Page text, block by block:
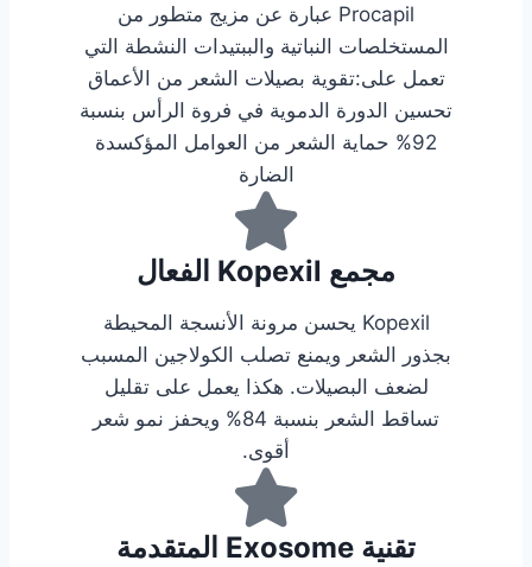
Procapil عبارة عن مزيج متطور من
المستخلصات النباتية والببتيدات النشطة التي
تعمل على:تقوية بصيلات الشعر من الأعماق
تحسين الدورة الدموية في فروة الرأس بنسبة
92% حماية الشعر من العوامل المؤكسدة
الضارة
مجمع Kopexil الفعال
Kopexil يحسن مرونة الأنسجة المحيطة
بجذور الشعر ويمنع تصلب الكولاجين المسبب
لضعف البصيلات. هكذا يعمل على تقليل
تساقط الشعر بنسبة 84% ويحفز نمو شعر
أقوى.
تقنية Exosome المتقدمة